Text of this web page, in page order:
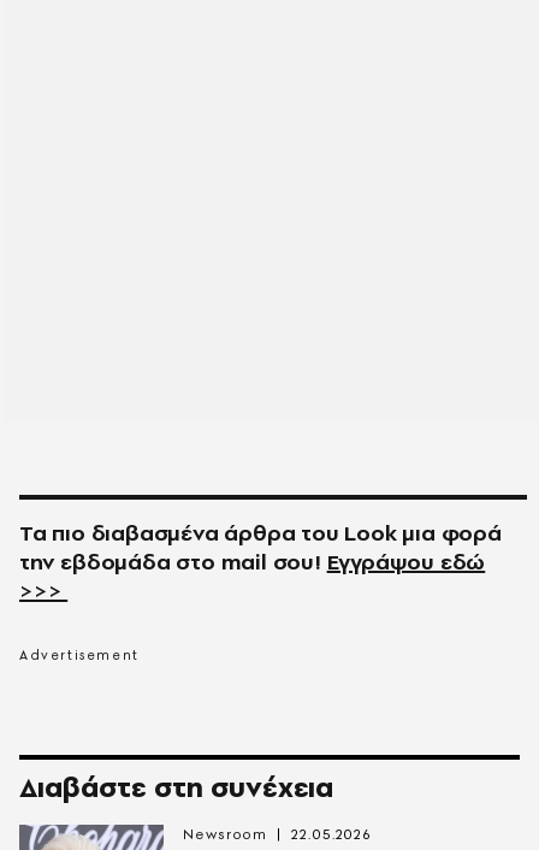
Τα πιο διαβασμένα άρθρα του Look μια φορά
την εβδομάδα στο mail σου! Εγγράψου εδώ
>>>
Διαβάστε στη συνέχεια
Newsroom 22.05.2026